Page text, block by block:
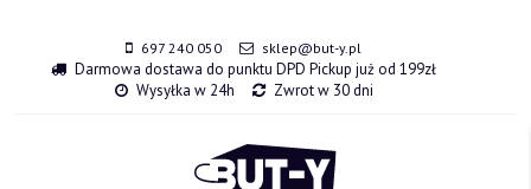
697 240 050 sklep@but-y.pl
Darmowa dostawa do punktu DPD Pickup już od 199zł
Wysyłka w 24h
Zwrot w 30 dni